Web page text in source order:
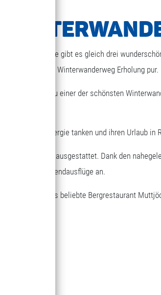
m Seehöhe gibt es gleich drei
2 km langen Winterwanderweg Erholung pur.
zählt zu einer der schönsten
Kraft und Energie tanken und ihren Urlaub in
Ruhebänken ausgestattet. Dank den
oder Wochenendausflüge an.
Sie das beliebte Bergrestaurant